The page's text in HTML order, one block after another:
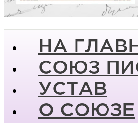
НА
СОЮЗ
УСТАВ
О СОЮЗЕ